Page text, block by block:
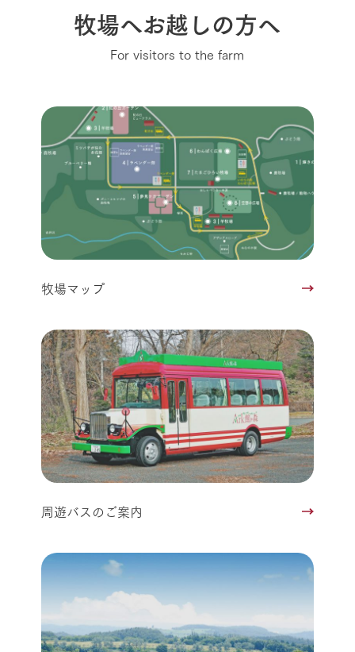
牧場へお越しの方へ
For visitors to the farm
牧場マップ
周遊バスのご案内